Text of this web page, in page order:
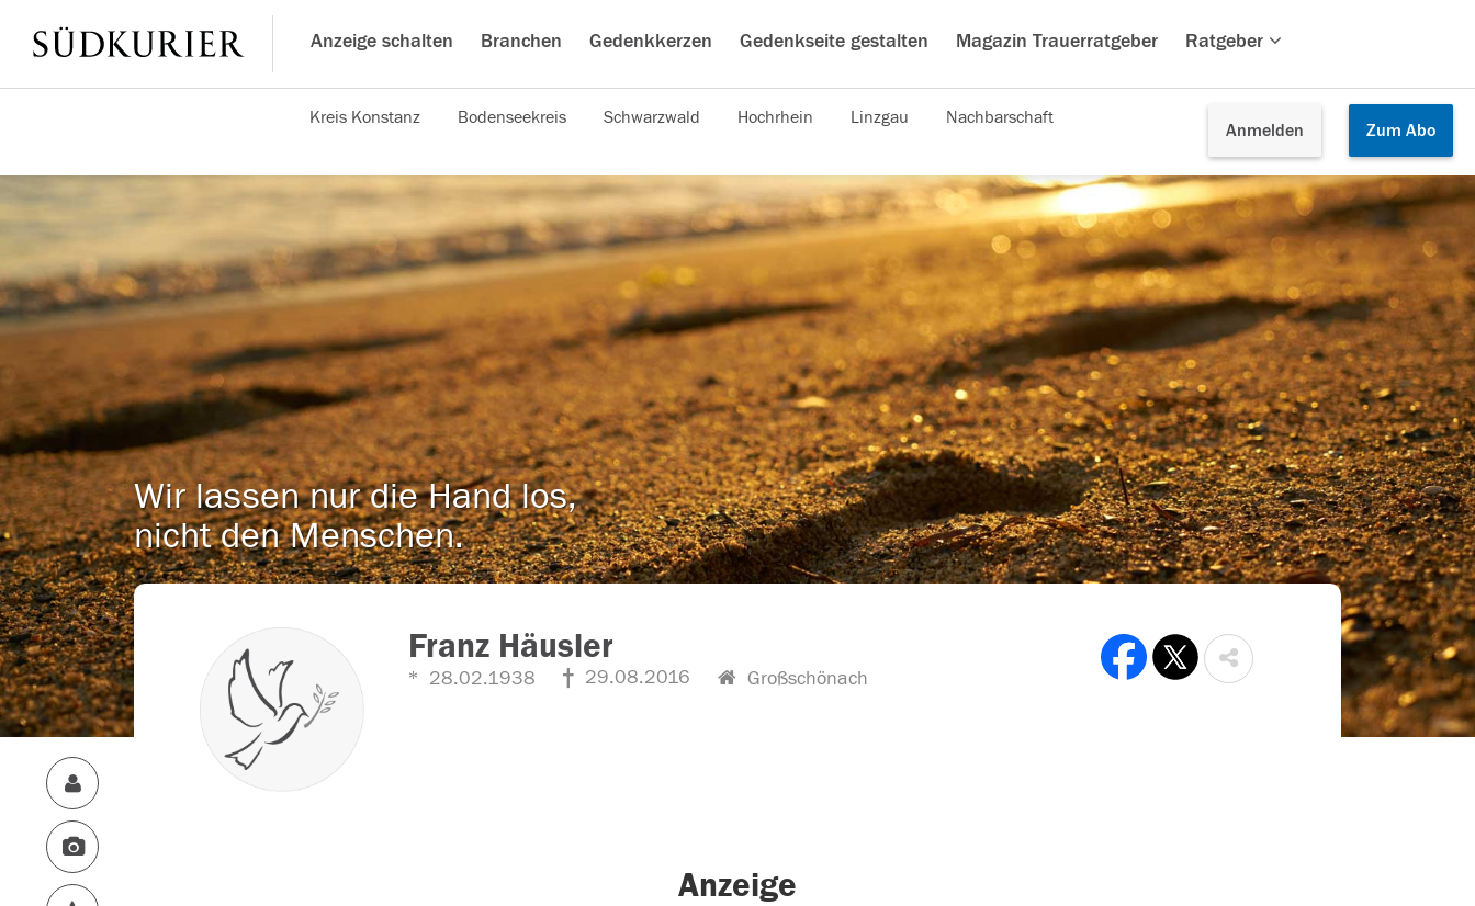
Anzeige schalten Branchen Gedenkkerzen Gedenkseite gestalten Magazin Trauerratgeber Ratgeber
Anmelden Zum Abo
Kreis Konstanz Bodenseekreis Schwarzwald Hochrhein Linzgau Nachbarschaft
Wir lassen nur die Hand los,
nicht den Menschen.
Franz Häusler
28.02.1938 29.08.2016 Großschönach
Anzeige